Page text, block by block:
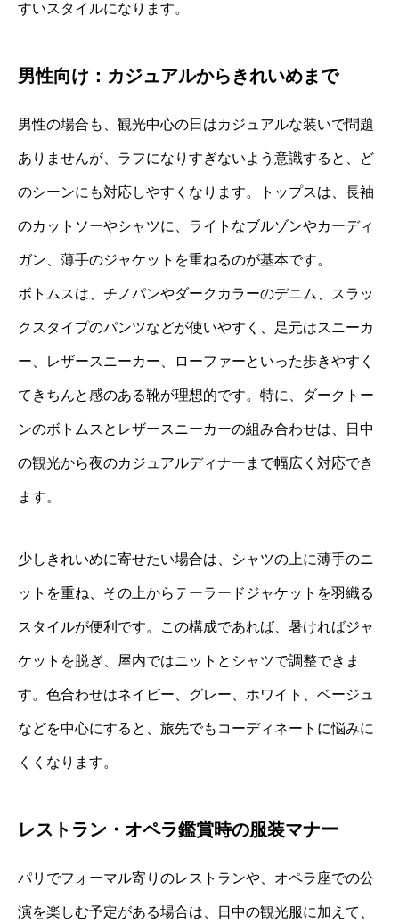
すいスタイルになります。
男性向け：カジュアルからきれいめまで
男性の場合も、観光中心の日はカジュアルな装いで問題
ありませんが、ラフになりすぎないよう意識すると、ど
のシーンにも対応しやすくなります。トップスは、長袖
のカットソーやシャツに、ライトなブルゾンやカーディ
ガン、薄手のジャケットを重ねるのが基本です。
ボトムスは、チノパンやダークカラーのデニム、スラッ
クスタイプのパンツなどが使いやすく、足元はスニーカ
ー、レザースニーカー、ローファーといった歩きやすく
てきちんと感のある靴が理想的です。特に、ダークトー
ンのボトムスとレザースニーカーの組み合わせは、日中
の観光から夜のカジュアルディナーまで幅広く対応でき
ます。
少しきれいめに寄せたい場合は、シャツの上に薄手のニ
ットを重ね、その上からテーラードジャケットを羽織る
スタイルが便利です。この構成であれば、暑ければジャ
ケットを脱ぎ、屋内ではニットとシャツで調整できま
す。色合わせはネイビー、グレー、ホワイト、ベージュ
などを中心にすると、旅先でもコーディネートに悩みに
くくなります。
レストラン・オペラ鑑賞時の服装マナー
パリでフォーマル寄りのレストランや、オペラ座での公
演を楽しむ予定がある場合は、日中の観光服に加えて、